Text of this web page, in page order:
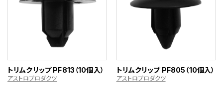
トリムクリップ PF813（10個入）
アストロプロダクツ
トリムクリップ PF805（10個入）
アストロプロダクツ